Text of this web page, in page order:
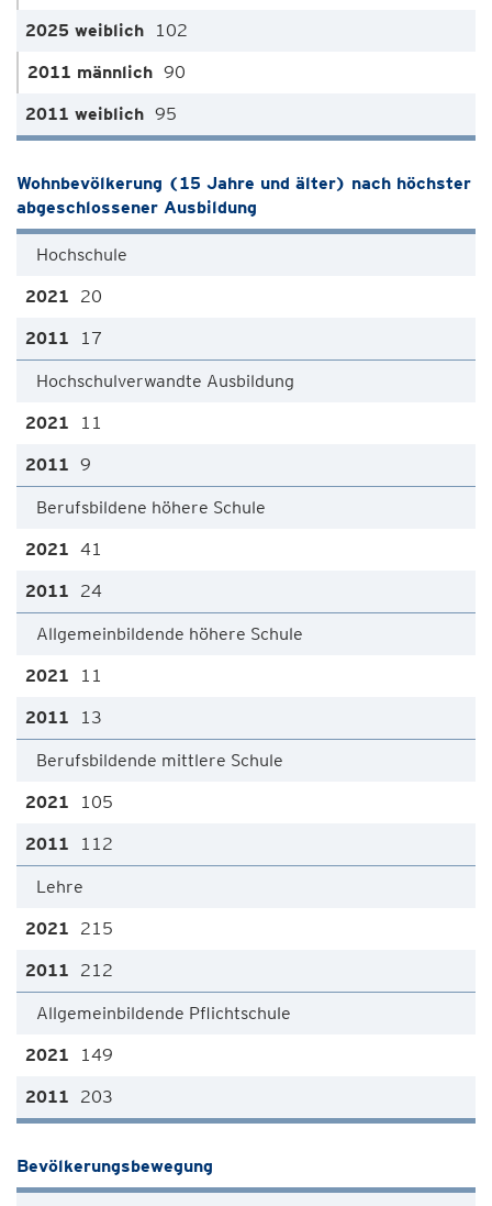
102
90
95
Wohnbevölkerung (15 Jahre und älter) nach höchster
abgeschlossener Ausbildung
Hochschule
20
17
Hochschulverwandte Ausbildung
11
9
Berufsbildene höhere Schule
41
24
Allgemeinbildende höhere Schule
11
13
Berufsbildende mittlere Schule
105
112
Lehre
215
212
Allgemeinbildende Pflichtschule
149
203
Bevölkerungsbewegung